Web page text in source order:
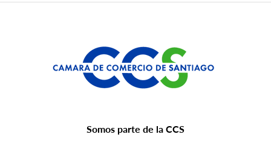
Somos parte de la CCS